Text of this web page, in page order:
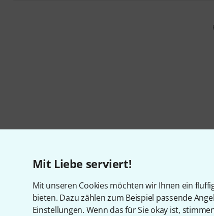
Mit Liebe serviert!
Mit unseren Cookies möchten wir Ihnen ein
bieten. Dazu zählen zum Beispiel passende
Einstellungen. Wenn das für Sie okay ist,
Teilen Hilfe &